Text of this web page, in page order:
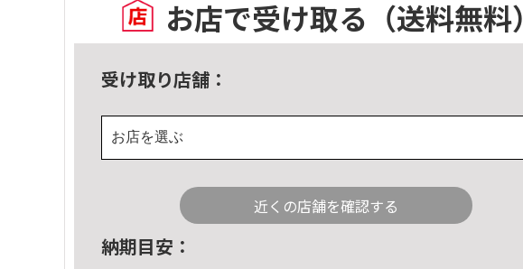
お店で受け取る （送料無料）
受け取り店舗：
お店を選ぶ
近くの店舗を確認する
納期目安：